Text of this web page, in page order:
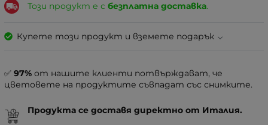
Този продукт е с безплатна доставка.
Купете този продукт и вземете подарък
✅ 97% от нашите клиенти потвърждават, че
цветовете на продуктите съвпадат със снимките.
Продукта се доставя директно от Италия.